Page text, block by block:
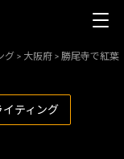
グ > 大阪府 >勝尾寺で紅葉
ティング